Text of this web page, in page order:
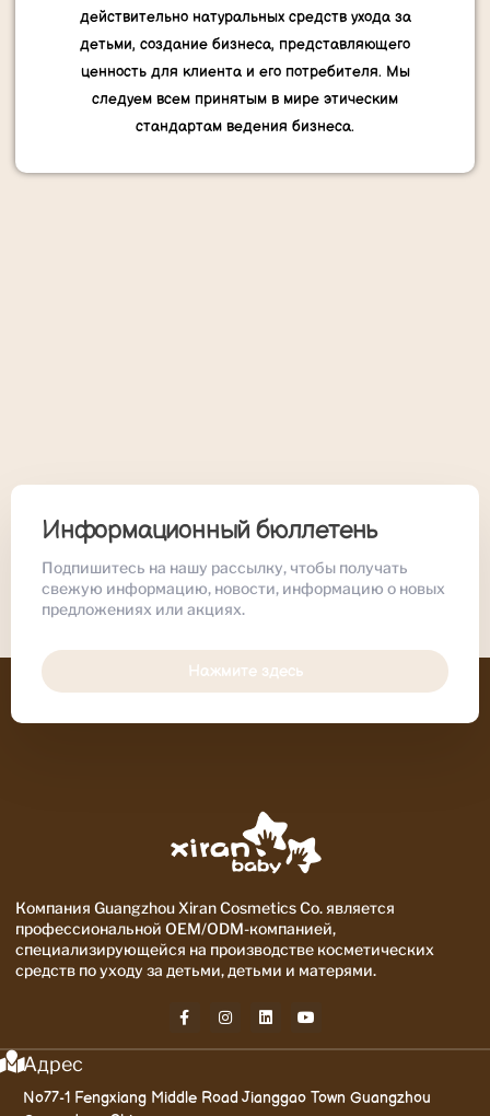
действительно натуральных средств ухода за
детьми, создание бизнеса, представляющего
ценность для клиента и его потребителя. Мы
следуем всем принятым в мире этическим
стандартам ведения бизнеса.
Информационный бюллетень
Подпишитесь на нашу рассылку, чтобы получать
свежую информацию, новости, информацию о новых
предложениях или акциях.
Нажмите здесь
Компания Guangzhou Xiran Cosmetics Co. является
профессиональной OEM/ODM-компанией,
специализирующейся на производстве косметических
средств по уходу за детьми, детьми и матерями.
Адрес
No77-1 Fengxiang Middle Road Jianggao Town Guangzhou